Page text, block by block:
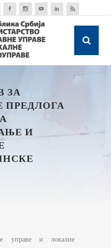
ЗА
И
управе и локалне